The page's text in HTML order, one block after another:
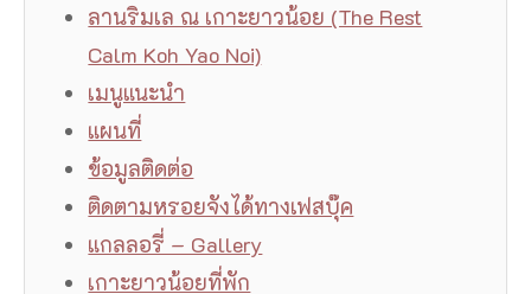
ลานริมเล ณ เกาะยาวน้อย (The Rest
Calm Koh Yao Noi)
เมนูแนะนำ
แผนที่
ข้อมูลติดต่อ
ติดตามหรอยจังได้ทางเฟสบุ๊ค
แกลลอรี่ – Gallery
เกาะยาวน้อยที่พัก